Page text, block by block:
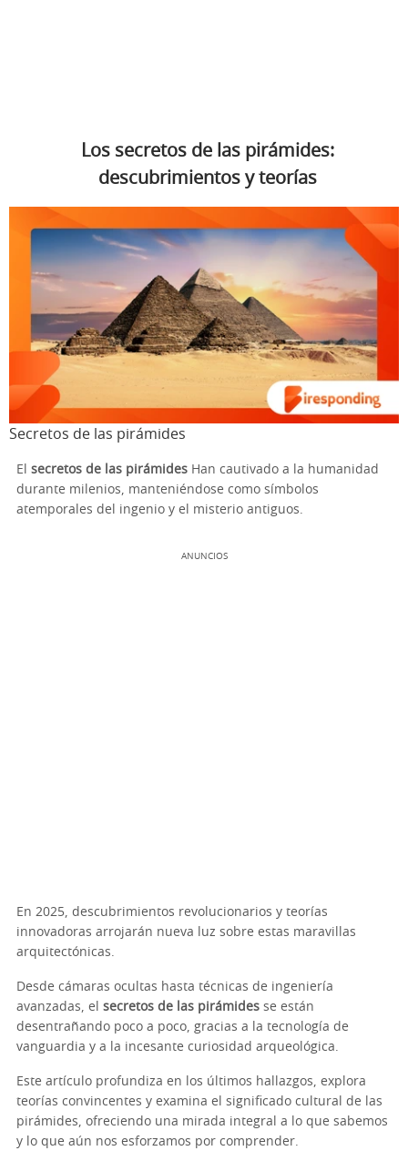
Los secretos de las pirámides:
descubrimientos y teorías
Secretos de las pirámides
El secretos de las pirámides Han cautivado a la humanidad
durante milenios, manteniéndose como símbolos
atemporales del ingenio y el misterio antiguos.
ANUNCIOS
En 2025, descubrimientos revolucionarios y teorías
innovadoras arrojarán nueva luz sobre estas maravillas
arquitectónicas.
Desde cámaras ocultas hasta técnicas de ingeniería
avanzadas, el secretos de las pirámides se están
desentrañando poco a poco, gracias a la tecnología de
vanguardia y a la incesante curiosidad arqueológica.
Este artículo profundiza en los últimos hallazgos, explora
teorías convincentes y examina el significado cultural de las
pirámides, ofreciendo una mirada integral a lo que sabemos
y lo que aún nos esforzamos por comprender.